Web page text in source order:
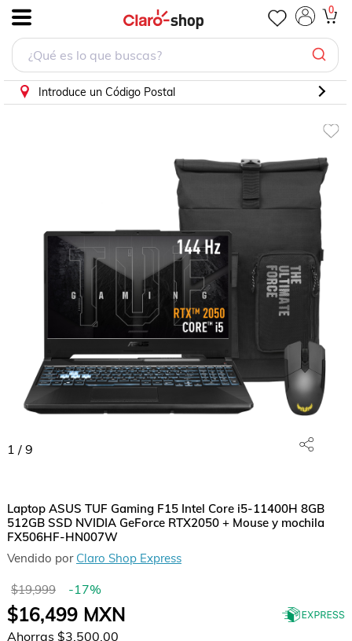
0
Introduce un Código Postal
1 / 9
Laptop ASUS TUF Gaming F15 Intel Core i5-11400H 8GB
512GB SSD NVIDIA GeForce RTX2050 + Mouse y mochila
FX506HF-HN007W
Vendido por Claro Shop Express
$19,999 -17%
$16,499MXN
Ahorras $3,500.00
Laptop ASUS TUF Gaming F15 Intel Core i5-11400H 8GB